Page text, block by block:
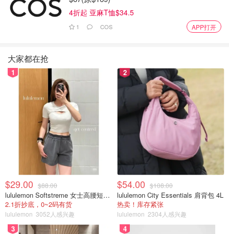
据《加拿大新闻报》报道，印度已经对尼贾尔发出了逮捕
除印度外，加拿大是世界上最大的锡克教社区所在地。加拿
大锡克教社区的领导人表示，他们很高兴听到加拿大政府证
实了一些他们一直怀疑的事情，但希望看到在追究印度责任
方面采取进一步行动。
加拿大世界锡克教组织的穆克比尔-辛格（Mukhbir Singh）
在国会山发言时说，尽管特鲁多的披露可能令许多加拿大人
感到震惊，但对锡克教社区来说并不意外。
ctvnews
封面：CANADIAN PRESS/Sean
Kilpatrick
安省今年收7.2万名难民！省府宣布提
供2640万加元帮多伦多难民解决在住
房！
4折起 亚麻T恤$34.5
1 COS APP打开
大家都在抢
1
$29.00 $88.00
lululemon Softstreme 女士高腰短裤 10cm
2.1折抄底，0~2码有货
lululemon 3052人感兴趣
2
$54.00 $108.00
lululemon City Essentials 肩背包 4L
热卖！库存紧张
lululemon 2304人感兴趣
3 4